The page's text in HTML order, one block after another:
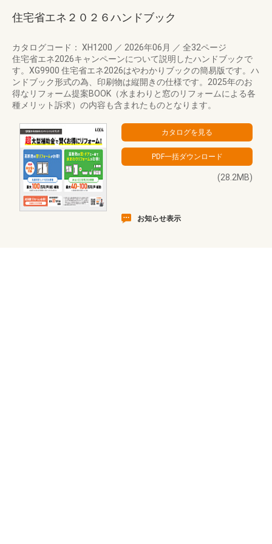
住宅省エネ２０２６ハンドブック
カタログコード： XH1200 ／ 2026年06月 ／ 全32ページ
住宅省エネ2026キャンペーンについて説明したハンドブックで
す。XG9900 住宅省エネ2026はやわかりブックの簡易版です。ハ
ンドブック形式の為、印刷物は縦開きの仕様です。2025年のお
得なリフォーム提案BOOK（水まわりと窓のリフォームによる各
種メリット訴求）の内容も含まれたものとなります。
(28.2MB)
お知らせ表示